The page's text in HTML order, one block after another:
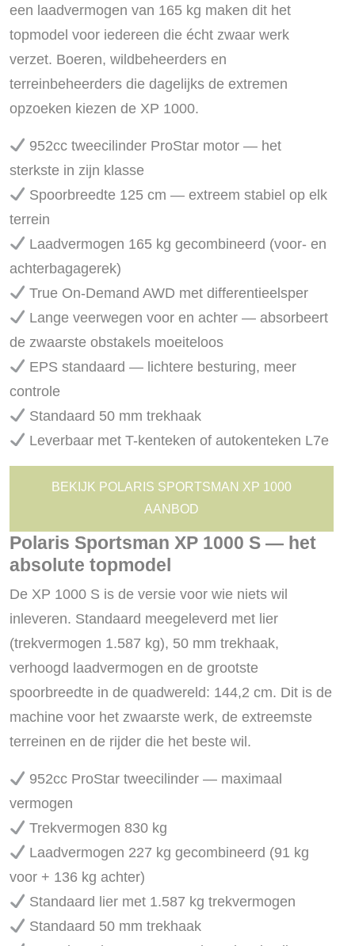
een laadvermogen van 165 kg maken dit het
topmodel voor iedereen die écht zwaar werk
verzet. Boeren, wildbeheerders en
terreinbeheerders die dagelijks de extremen
opzoeken kiezen de XP 1000.
952cc tweecilinder ProStar motor — het
sterkste in zijn klasse
Spoorbreedte 125 cm — extreem stabiel op elk
terrein
Laadvermogen 165 kg gecombineerd (voor- en
achterbagagerek)
True On-Demand AWD met differentieelsper
Lange veerwegen voor en achter — absorbeert
de zwaarste obstakels moeiteloos
EPS standaard — lichtere besturing, meer
controle
Standaard 50 mm trekhaak
Leverbaar met T-kenteken of autokenteken L7e
BEKIJK POLARIS SPORTSMAN XP 1000
AANBOD
Polaris Sportsman XP 1000 S — het
absolute topmodel
De XP 1000 S is de versie voor wie niets wil
inleveren. Standaard meegeleverd met lier
(trekvermogen 1.587 kg), 50 mm trekhaak,
verhoogd laadvermogen en de grootste
spoorbreedte in de quadwereld: 144,2 cm. Dit is de
machine voor het zwaarste werk, de extreemste
terreinen en de rijder die het beste wil.
952cc ProStar tweecilinder — maximaal
vermogen
Trekvermogen 830 kg
Laadvermogen 227 kg gecombineerd (91 kg
voor + 136 kg achter)
Standaard lier met 1.587 kg trekvermogen
Standaard 50 mm trekhaak